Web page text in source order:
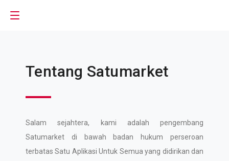
Tentang Satumarket
Salam sejahtera, kami adalah pengembang
Satumarket di bawah badan hukum perseroan
terbatas Satu Aplikasi Untuk Semua yang didirikan dan